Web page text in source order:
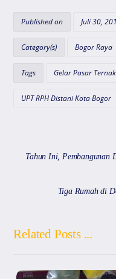
s
A
p
e
o
o
k
a
m
Published on Juli 30,
Category(s) Bogor Raya
Tags Gelar Pasar Ternak
UPT RPH Distani Kota Bogor
Tahun Ini, Pembangunan
Tiga Rumah di
Related Posts ...